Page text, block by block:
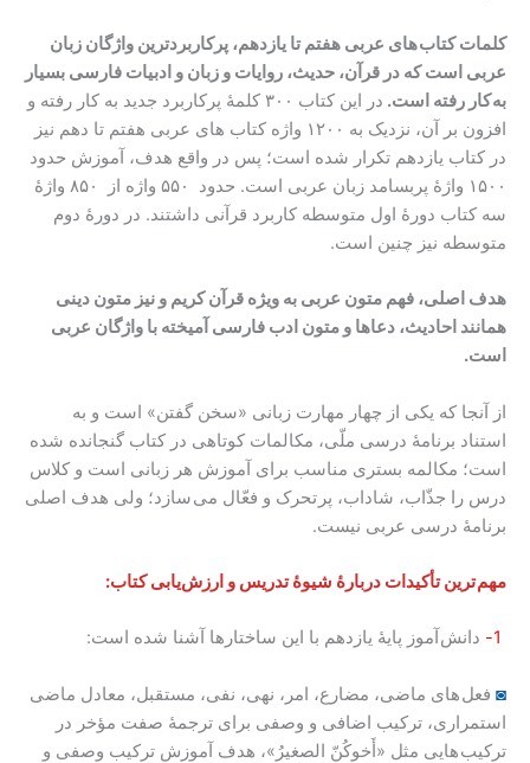
کلمات کتاب های عربی هفتم تا یازدهم، پرکاربردترین واژگان زبان
عربی است که در قرآن، حدیث، روایات و زبان و ادبیات فارسی بسیار
به کار رفته است.
در این کتاب ۳۰۰ کلمۀ پرکاربرد جدید به کار رفته و
افزون بر آن، نزدیک به ۱۲۰۰ واژه کتاب های عربی هفتم تا دهم نیز
در کتاب یازدهم تکرار شده است؛ پس در واقع هدف، آموزش حدود
۱۵۰۰ واژۀ پربسامد زبان عربی است. حدود ۵۵۰ واژه از ۸۵۰ واژۀ
سه کتاب دورۀ اول متوسطه کاربرد قرآنی داشتند. در دورۀ دوم
متوسطه نیز چنین است.
هدف اصلی، فهم متون عربی به ویژه قرآن کریم و نیز متون دینی
همانند احادیث، دعاها و متون ادب فارسی آمیخته با واژگان عربی
است.
از آنجا که یکی از چهار مهارت زبانی «سخن گفتن» است و به
استناد برنامۀ درسی ملّی، مکالمات کوتاهی در کتاب گنجانده شده
است؛ مکالمه بستری مناسب برای آموزش هر زبانی است و کلاس
درس را جذّاب، شاداب، پر تحرک و فعّال می سازد؛ ولی هدف اصلی
برنامۀ درسی عربی نیست.
مهم ترین تأکیدات دربارۀ شیوۀ تدریس و ارزش‌یابی کتاب:
دانش آموز پایۀ یازدهم با این ساختارها آشنا شده است:
◙ فعل های ماضی، مضارع، امر، نهی، نفی، مستقبل، معادل ماضی
استمراری، ترکیب اضافی و وصفی برای ترجمۀ صفت مؤخر در
ترکیب هایی مثل «أَخوکُنّ الصغیرُ»، هدف آموزش ترکیب وصفی و